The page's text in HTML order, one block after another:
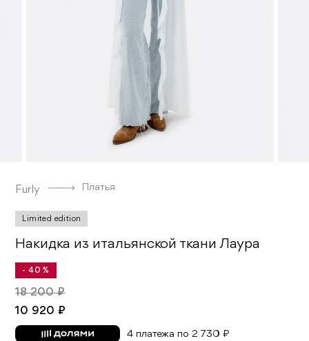
Furly Платья
Limited edition
Накидка из итальянской ткани Лаура
- 40 %
18 200 ₽
10 920 ₽
4 платежа по 2 730 ₽